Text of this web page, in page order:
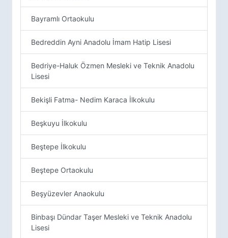
Bayramlı Ortaokulu
Bedreddin Ayni Anadolu İmam Hatip Lisesi
Bedriye-Haluk Özmen Mesleki ve Teknik Anadolu
Lisesi
Bekişli Fatma- Nedim Karaca İlkokulu
Beşkuyu İlkokulu
Beştepe İlkokulu
Beştepe Ortaokulu
Beşyüzevler Anaokulu
Binbaşı Dündar Taşer Mesleki ve Teknik Anadolu
Lisesi